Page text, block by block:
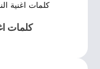
كلمات اغنية
كلمات